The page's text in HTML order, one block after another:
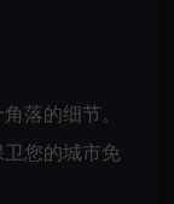
落的细节。
您的城市免